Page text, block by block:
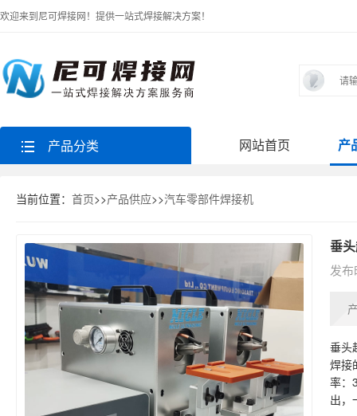
欢迎来到尼可焊接网！提供一站式焊接解决方案！
产品分类 网站首页 产
当前位置： 首页>>产品供应>>汽车零部件焊接机
垂
发
垂头
焊接
率：
出，